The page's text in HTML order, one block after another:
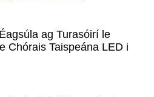
ag Turasóirí le
Chórais Taispeána LED i